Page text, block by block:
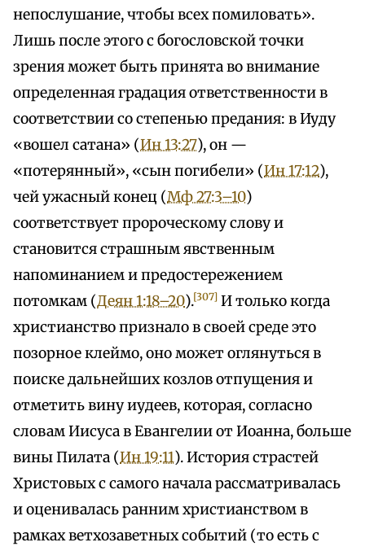
непослушание, чтобы всех помиловать».
Лишь после этого с богословской точки
зрения может быть принята во внимание
определенная градация ответственности в
соответствии со степенью предания: в Иуду
«вошел сатана» (Ин 13:27), он —
«потерянный», «сын погибели» (Ин 17:12),
чей ужасный конец (Мф 27:3–10)
соответствует пророческому слову и
становится страшным явственным
напоминанием и предостережением
потомкам (Деян 1:18–20).[307] И только когда
христианство признало в своей среде это
позорное клеймо, оно может оглянуться в
поиске дальнейших козлов отпущения и
отметить вину иудеев, которая, согласно
словам Иисуса в Евангелии от Иоанна, больше
вины Пилата (Ин 19:11). История страстей
Христовых с самого начала рассматривалась
и оценивалась ранним христианством в
рамках ветхозаветных событий (то есть с